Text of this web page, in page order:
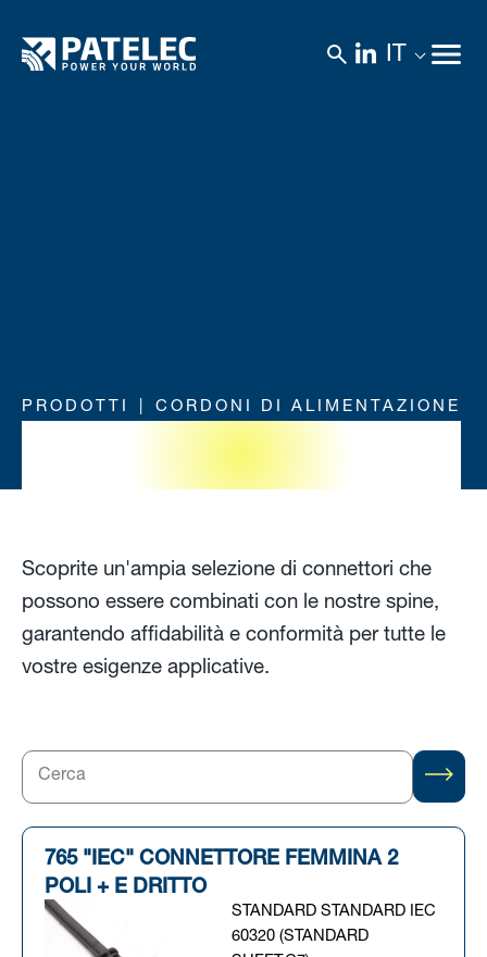
IT
PRODOTTI CORDONI DI ALIMENTAZIONE
Connettori
Scoprite un'ampia selezione di connettori che
possono essere combinati con le nostre spine,
garantendo affidabilità e conformità per tutte le
vostre esigenze applicative.
765 "IEC" CONNETTORE FEMMINA 2
POLI + E DRITTO
STANDARD STANDARD IEC
60320 (STANDARD